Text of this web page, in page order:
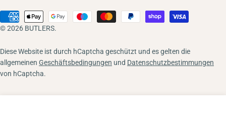
© 2026 BUTLERS.
Zahlungsmethoden
Diese Website ist durch hCaptcha geschützt und es gelten die
allgemeinen Geschäftsbedingungen und Datenschutzbestimmungen
von hCaptcha.